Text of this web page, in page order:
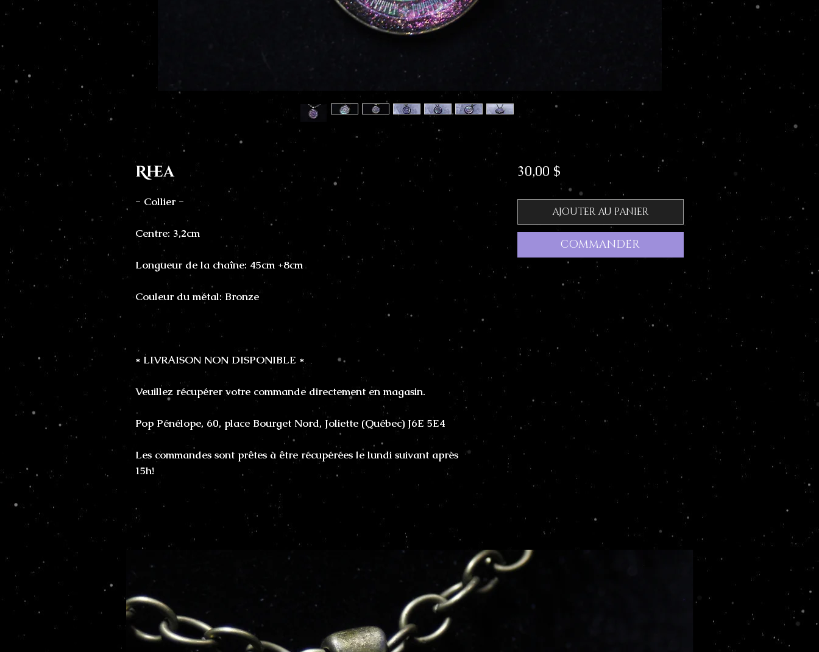
Rhea
- Collier -
Centre: 3,2cm
Longueur de la chaîne: 45cm +8cm
Couleur du métal: Bronze
* LIVRAISON NON DISPONIBLE *
Veuillez récupérer votre commande directement en magasin.
Pop Pénélope, 60, place Bourget Nord, Joliette (Québec) J6E 5E4
Les commandes sont prêtes à être récupérées le lundi suivant après
15h!
30,00 $Prix
AJOUTER AU PANIER
COMMANDER